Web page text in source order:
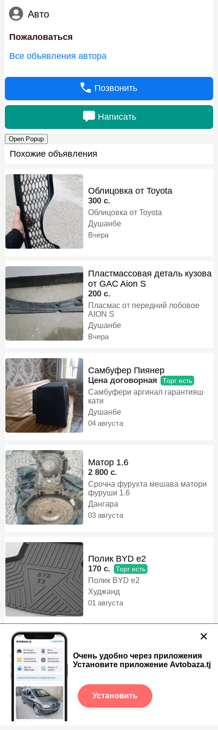
Авто
Пожаловаться
Все объявления автора
Позвонить
Написать
Open Popup
×
Очень удобно через приложения
Установите приложение Avtobaza.tj
Установить
Похожие объявления
Облицовка от Toyota
300 c.
Облицовка от Toyota
Душанбе
Вчера
Пластмассовая деталь кузова
от GAC Aion S
200 c.
Пласмас от передний лобовое
AION S
Душанбе
Вчера
Самбуфер Пиянер
Цена договорная Торг есть
Самбуфери аргинал гарантияш
кати
Душанбе
04 августа
Матор 1.6
2 800 c.
Срочна фурухта мешава матори
фуруши 1.6
Дангара
03 августа
Полик BYD e2
170 c. Торг есть
Полик BYD e2
Худжанд
01 августа
580 c.
Бакавой поворотник от BMW 1.3
01 августа